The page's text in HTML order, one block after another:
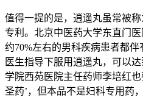
值得一提的是，逍遥丸虽常被
专利。北京中医药大学东直门
约70%左右的男科疾病患者都
医生指导下服用逍遥丸，可以
学院西苑医院主任药师李培红
圣药’，但本品不是妇科专用药